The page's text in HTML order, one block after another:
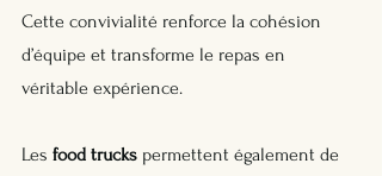
Cette convivialité renforce la cohésion
d’équipe et transforme le repas en
véritable expérience.
Les food trucks permettent également de